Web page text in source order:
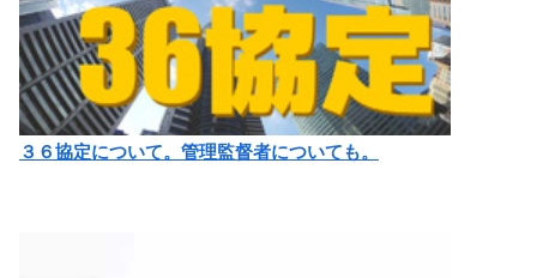
３６協定について。管理監督者についても。